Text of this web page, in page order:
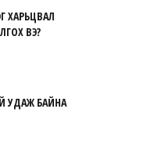
ХАРЬЦВАЛ
ВЭ?
УДАЖ БАЙНА